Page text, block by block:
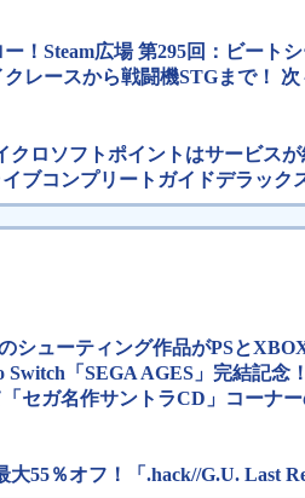
ー！Steam広場 第295回：ビート
クレースから戦闘機STGまで！
クロソフトポイントはサービス
ブコンプリートガイドデラッ
シューティング作品がPSと
Switch「SEGA AGES」完結記念
セガ名作サントラCD」コーナ
大55％オフ！「.hack//G.U. Last